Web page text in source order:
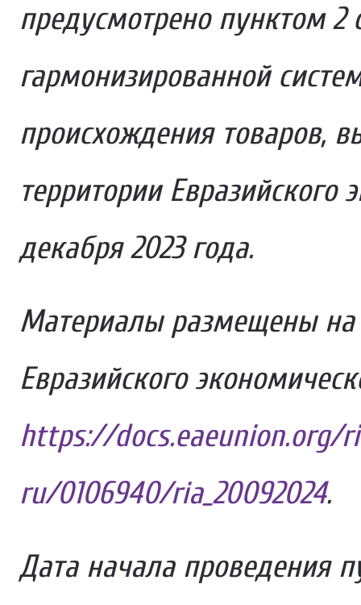
предусмотрено пунктом 2
гармонизированной
происхождения товаров,
территории Евразийского
декабря 2023 года.
Материалы размещены на
Евразийского
https://docs.eaeunion.org/
ru/0106940/ria_20092024.
Дата начала проведения